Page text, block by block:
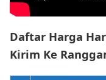
Daftar Harga
Kirim Ke